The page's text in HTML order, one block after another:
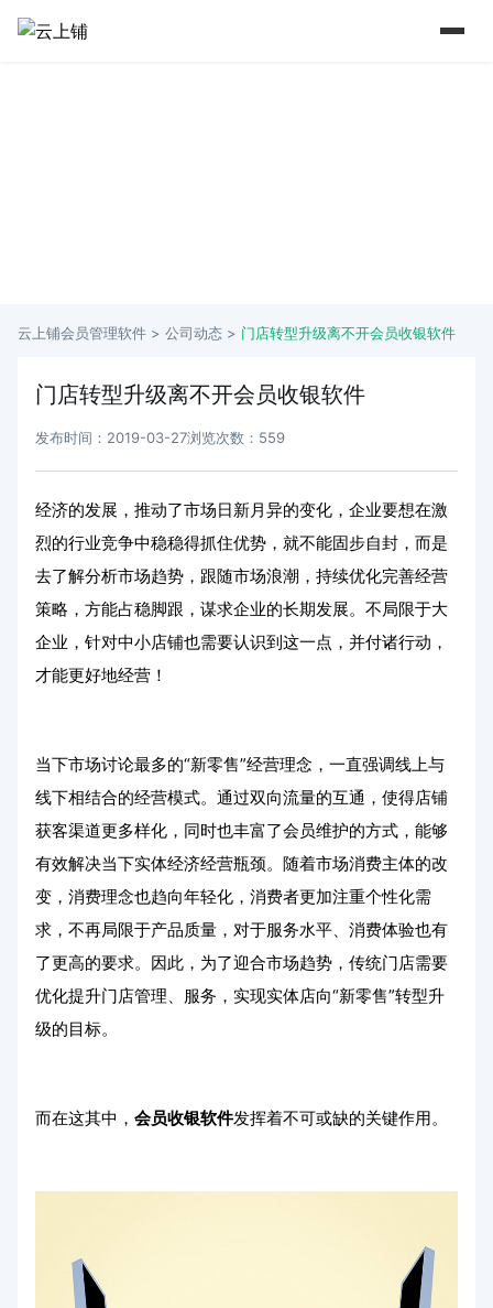
云上铺会员管理软件 > 公司动态 > 门店转型升级离不开会员收银软件
门店转型升级离不开会员收银软件
发布时间：2019-03-27浏览次数：559
经济的发展，推动了市场日新月异的变化，企业要想在激
烈的行业竞争中稳稳得抓住优势，就不能固步自封，而是
去了解分析市场趋势，跟随市场浪潮，持续优化完善经营
策略，方能占稳脚跟，谋求企业的长期发展。不局限于大
企业，针对中小店铺也需要认识到这一点，并付诸行动，
才能更好地经营！
当下市场讨论最多的“新零售”经营理念，一直强调线上与
线下相结合的经营模式。通过双向流量的互通，使得店铺
获客渠道更多样化，同时也丰富了会员维护的方式，能够
有效解决当下实体经济经营瓶颈。随着市场消费主体的改
变，消费理念也趋向年轻化，消费者更加注重个性化需
求，不再局限于产品质量，对于服务水平、消费体验也有
了更高的要求。因此，为了迎合市场趋势，传统门店需要
优化提升门店管理、服务，实现实体店向“新零售”转型升
级的目标。
而在这其中， 会员收银软件发挥着不可或缺的关键作用。